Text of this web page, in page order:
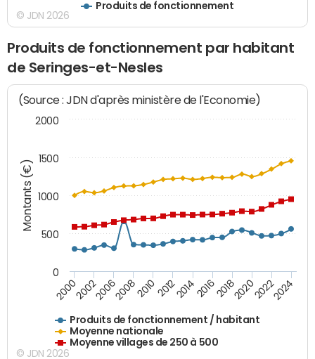
Produits de fonctionnement
© JDN 2026
Produits de fonctionnement par habitant
de Seringes-et-Nesles
Montants (€)
(Source : JDN d'après ministère de l'Economie)
Produits de fonctionnement / habitant
Moyenne nationale
Moyenne villages de 250 à 500
200020022006200820102012201420162018202020222024
0
500
1000
1500
2000
© JDN 2026